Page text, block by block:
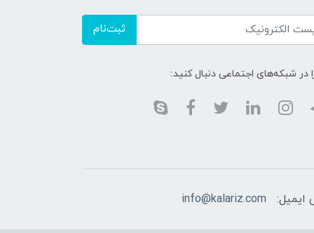
ثبت‌نام
در شبکه‌های اجتماعی دنبال کنید:
ایمیل: info@kalariz.com